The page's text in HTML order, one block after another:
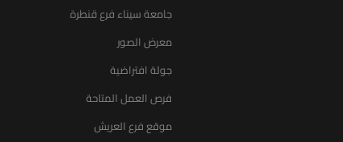
جامعة سيناء فرع قنطرة
معرض الصور
جولة افتراضية
فرص العمل المتاحة
موقع فرع العريش